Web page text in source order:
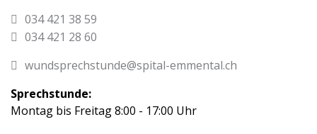
034 421 38 59
034 421 28 60
wundsprechstunde@spital-emmental.ch
Sprechstunde:
Montag bis Freitag 8:00 - 17:00 Uhr